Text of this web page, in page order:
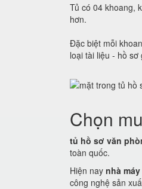
Tủ có 04 khoang,
hơn.
Đặc biệt mỗi
loại tài liệu - hồ
Chọn
tủ hồ sơ văn
toàn quốc.
Hiện nay nhà
công nghệ sản